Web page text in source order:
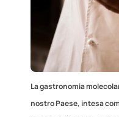
La gastronomia
nostro Paese, intesa